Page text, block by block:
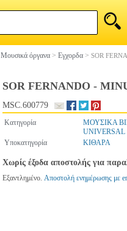
Μουσικά όργανα > Εγχορδα > SOR
SOR FERNANDO -
MSC.600779
Κατηγορία ΜΟΥΣΙΚΑ
Υποκατηγορία
ΚΙΘΑΡΑ
Χωρίς έξοδα αποστολής για
Εξαντλημένο. Αποστολή ενημέρωσης με